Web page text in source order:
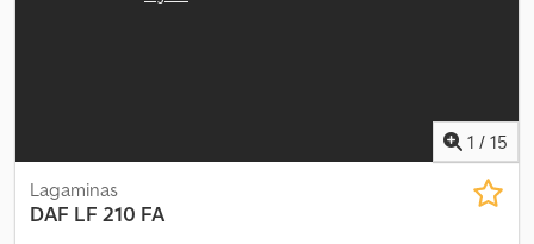
1 / 15
Lagaminas
DAF LF 210 FA